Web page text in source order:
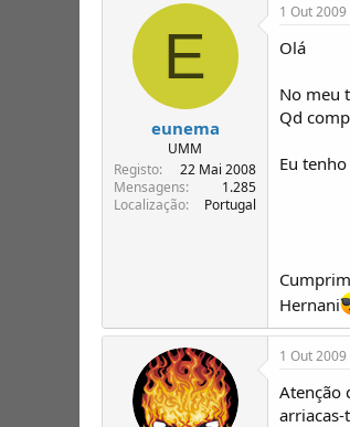
E
eunema
UMM
Registo
22 Mai 2008
Mensagens
1.285
Localização
Portugal
1 Out 2009
Olá
No meu
Qd
Eu
Hernani
1 Out 2009
Atenção